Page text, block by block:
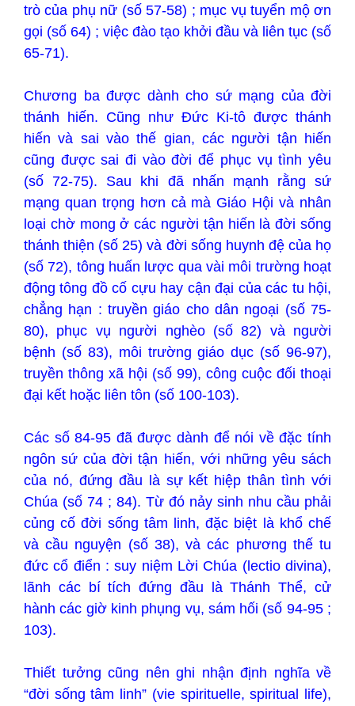
trò của phụ nữ (số 57-58) ; mục vụ tuyển mộ ơn
gọi (số 64) ; việc đào tạo khởi đầu và liên tục (số
65-71).
Chương ba được dành cho sứ mạng của đời
thánh hiến. Cũng như Đức Ki-tô được thánh
hiến và sai vào thế gian, các người tận hiến
cũng được sai đi vào đời để phục vụ tình yêu
(số 72-75). Sau khi đã nhấn mạnh rằng sứ
mạng quan trọng hơn cả mà Giáo Hội và nhân
loại chờ mong ở các người tận hiến là đời sống
thánh thiện (số 25) và đời sống huynh đệ của họ
(số 72), tông huấn lược qua vài môi trường hoạt
động tông đồ cố cựu hay cận đại của các tu hội,
chẳng hạn : truyền giáo cho dân ngoại (số 75-
80), phục vụ người nghèo (số 82) và người
bệnh (số 83), môi trường giáo dục (số 96-97),
truyền thông xã hội (số 99), công cuộc đối thoại
đại kết hoặc liên tôn (số 100-103).
Các số 84-95 đã được dành để nói về đặc tính
ngôn sứ của đời tận hiến, với những yêu sách
của nó, đứng đầu là sự kết hiệp thân tình với
Chúa (số 74 ; 84). Từ đó nảy sinh nhu cầu phải
củng cố đời sống tâm linh, đặc biệt là khổ chế
và cầu nguyện (số 38), và các phương thế tu
đức cổ điển : suy niệm Lời Chúa (lectio divina),
lãnh các bí tích đứng đầu là Thánh Thể, cử
hành các giờ kinh phụng vụ, sám hối (số 94-95 ;
103).
Thiết tưởng cũng nên ghi nhận định nghĩa về
“đời sống tâm linh” (vie spirituelle, spiritual life),